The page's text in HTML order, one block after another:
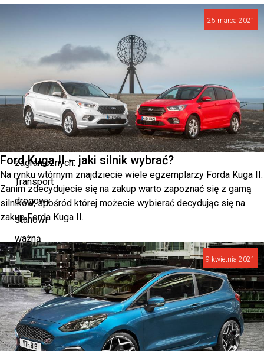
logistyczną
łatwy
dostęp
do
rynków
zagranicznych.
Transport
drogowy
stanowi
ważną
częścią
polskiej
gospodarki,
zyskując
na
25 marca 2021
Ford Kuga II – jaki silnik wybrać?
Na rynku wtórnym znajdziecie wiele egzemplarzy Forda Kuga II.
Zanim zdecydujecie się na zakup warto zapoznać się z gamą
silników, spośród której możecie wybierać decydując się na
zakup Forda Kuga II.
9 kwietnia 2021